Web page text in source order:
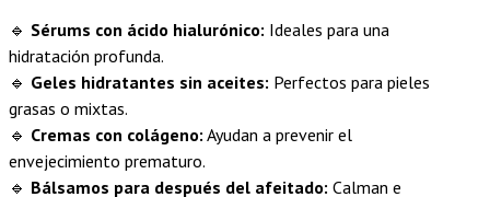
🔹 Sérums con ácido hialurónico: Ideales para una
hidratación profunda.
🔹 Geles hidratantes sin aceites: Perfectos para pieles
grasas o mixtas.
🔹 Cremas con colágeno: Ayudan a prevenir el
envejecimiento prematuro.
🔹 Bálsamos para después del afeitado: Calman e